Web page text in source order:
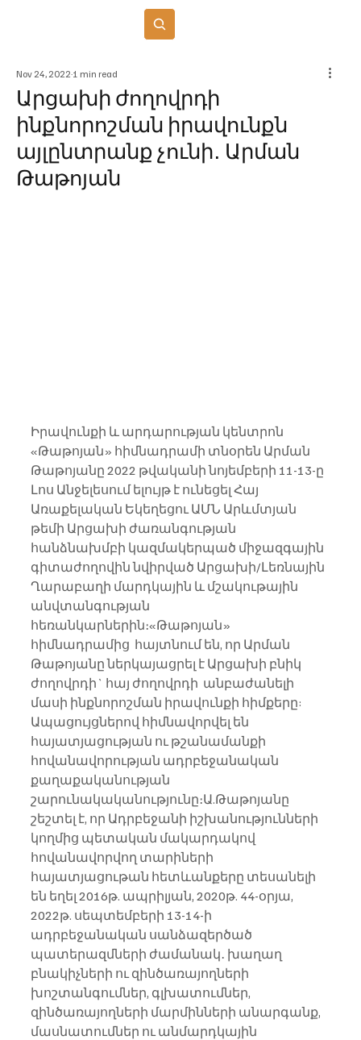
Արցախի ժողովրդի
ինքնորոշման իրավունքն
այլընտրանք չունի․ Արման
Թաթոյան
Nov 24, 2022 1 min read
Իրավունքի և արդարության կենտրոն
«Թաթոյան» հիմնադրամի տնօրեն Արման
Թաթոյանը 2022 թվականի նոյեմբերի 11-13-ը
Լոս Անջելեսում ելույթ է ունեցել Հայ
Առաքելական Եկեղեցու ԱՄՆ Արևմտյան
թեմի Արցախի ժառանգության
հանձնախմբի կազմակերպած միջազգային
գիտաժողովին նվիրված Արցախի/Լեռնային
Ղարաբաղի մարդկային և մշակութային
անվտանգության
հեռանկարներին։«Թաթոյան»
հիմնադրամից  հայտնում են, որ Արման
Թաթոյանը ներկայացրել է Արցախի բնիկ
ժողովրդի` հայ ժողովրդի  անբաժանելի
մասի ինքնորոշման իրավունքի հիմքերը:
Ապացույցներով հիմնավորվել են
հայատյացության ու թշանամանքի
հովանավորության ադրբեջանական
քաղաքականության
շարունակականությունը։Ա.Թաթոյանը
շեշտել է, որ Ադրբեջանի իշխանությունների
կողմից պետական մակարդակով
հովանավորվող տարիների
հայատյացութան հետևանքերը տեսանելի
են եղել 2016թ. ապրիլյան, 2020թ. 44-օրյա,
2022թ. սեպտեմբերի 13-14-ի
ադրբեջանական սանձազերծած
պատերազմների ժամանակ․ խաղաղ
բնակիչների ու զինծառայողների
խոշտանգումներ, գլխատումներ,
զինծառայողների մարմինների անարգանք,
մասնատումներ ու անմարդկային